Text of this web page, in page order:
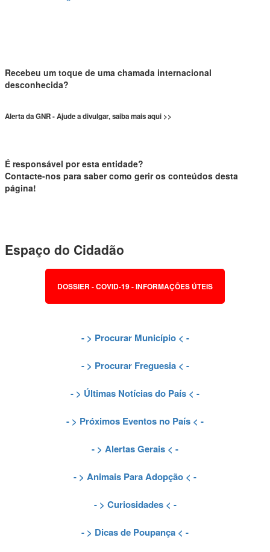
Recebeu um toque de uma chamada internacional
desconhecida?
Alerta da GNR - Ajude a divulgar, saiba mais aqui >>
É responsável por esta entidade?
Contacte-nos para saber como gerir os conteúdos desta
página!
Espaço do Cidadão
DOSSIER - COVID-19 - INFORMAÇÕES ÚTEIS
- > Procurar Município< -
- > Procurar Freguesia< -
- > Últimas Notícias do País < -
- > Próximos Eventos no País < -
- > Alertas Gerais < -
- > Animais Para Adopção < -
- > Curiosidades< -
- > Dicas de Poupança < -